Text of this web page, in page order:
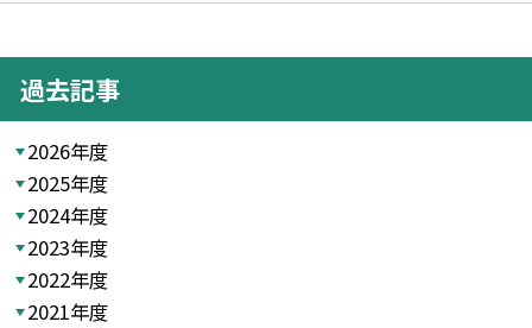
過去記事
2026年度
2025年度
2024年度
2023年度
2022年度
2021年度